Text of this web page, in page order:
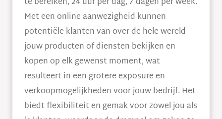
Met een online aanwezigheid kunnen
potentiële klanten van over de hele wereld
jouw producten of diensten bekijken en
kopen op elk gewenst moment, wat
resulteert in een grotere exposure en
verkoopmogelijkheden voor jouw bedrijf. Het
biedt flexibiliteit en gemak voor zowel jou als